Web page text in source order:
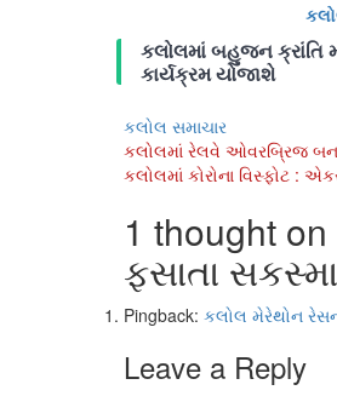
કલોલમાં બહુજન ક્રાંતિ
કાર્યક્રમ યોજાશે
કલોલ સમાચાર
Post
navigation
કલોલમાં રેલવે ઓવરબ્રિજ
કલોલમાં કોરોના વિસ્ફોટ :
1 thought on
ફસાતા
Pingback: કલોલ મેરેથોન
Leave a Reply